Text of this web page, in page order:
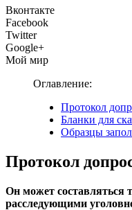
Вконтакте
Facebook
Twitter
Google+
Мой мир
Оглавление:
Протокол
Бланки для
Образцы
Протокол
Он может составляться
расследующими